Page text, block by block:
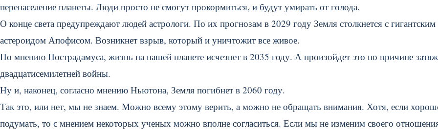
перенаселение планеты. Люди просто не смогут прокормиться, и будут умирать от голода.
О конце света предупреждают людей астрологи. По их прогнозам в 2029 году Земля столкнется с гигантским
астероидом Апофисом. Возникнет взрыв, который и уничтожит все живое.
По мнению Нострадамуса, жизнь на нашей планете исчезнет в 2035 году. А произойдет это по причине
двадцатисемилетней войны.
Ну и, наконец, согласно мнению Ньютона, Земля погибнет в 2060 году.
Так это, или нет, мы не знаем. Можно всему этому верить, а можно не обращать внимания. Хотя, если
подумать, то с мнением некоторых ученых можно вполне согласиться. Если мы не изменим своего